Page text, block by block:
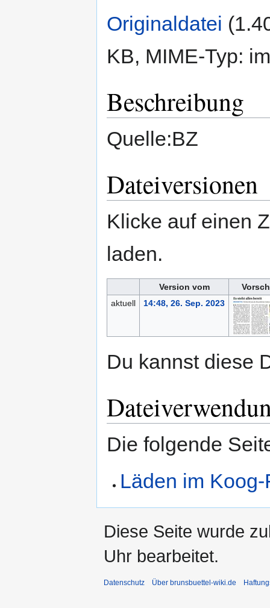
Originaldatei
KB, MIME-Typ:
Beschreibung
Quelle:BZ
Dateiversionen
Klicke auf einen
laden.
Version vom
aktuell
14:48, 26. Sep. 2023
Du kannst diese
Die folgende
Läden im
Diese Seite wurde
Uhr bearbeitet.
Datenschutz Über brunsbuettel-wiki.de